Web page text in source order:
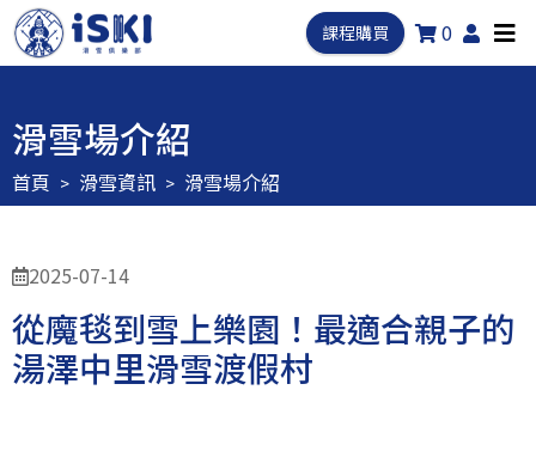
課程購買 0
滑雪場介紹
首頁 滑雪資訊 滑雪場介紹
2025-07-14
從魔毯到雪上樂園！最適合親子的
湯澤中里滑雪渡假村